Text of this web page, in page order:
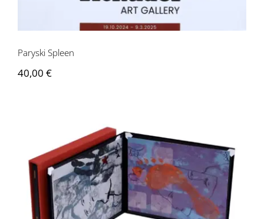
Paryski Spleen
40,00 €
Zwy Milshtein – Fées et petites
merveilles